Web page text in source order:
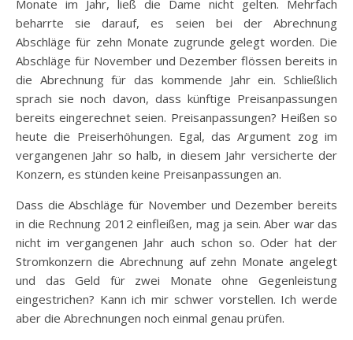
Monate im Jahr, ließ die Dame nicht gelten. Mehrfach
beharrte sie darauf, es seien bei der Abrechnung
Abschläge für zehn Monate zugrunde gelegt worden. Die
Abschläge für November und Dezember flössen bereits in
die Abrechnung für das kommende Jahr ein. Schließlich
sprach sie noch davon, dass künftige Preisanpassungen
bereits eingerechnet seien. Preisanpassungen? Heißen so
heute die Preiserhöhungen. Egal, das Argument zog im
vergangenen Jahr so halb, in diesem Jahr versicherte der
Konzern, es stünden keine Preisanpassungen an.
Dass die Abschläge für November und Dezember bereits
in die Rechnung 2012 einfleißen, mag ja sein. Aber war das
nicht im vergangenen Jahr auch schon so. Oder hat der
Stromkonzern die Abrechnung auf zehn Monate angelegt
und das Geld für zwei Monate ohne Gegenleistung
eingestrichen? Kann ich mir schwer vorstellen. Ich werde
aber die Abrechnungen noch einmal genau prüfen.